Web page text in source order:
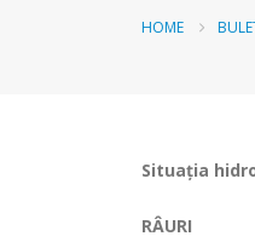
HOME
Situația
RÂURI